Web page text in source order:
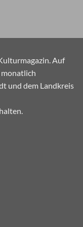
Auf
monatlich
und dem Landkreis